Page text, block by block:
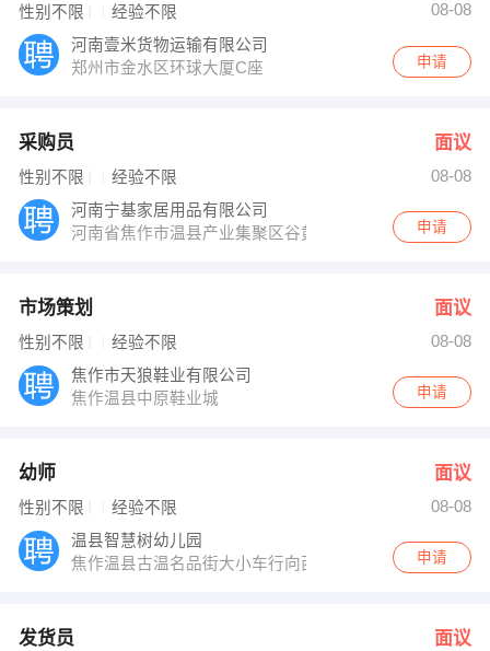
性别不限 经验不限
08-08
河南壹米货物运输有限公司
郑州市金水区环球大厦C座
申请
采购员 面议
性别不限 经验不限
08-08
河南宁基家居用品有限公司
河南省焦作市温县产业集聚区谷黄路南侧500米
申请
市场策划 面议
性别不限 经验不限
08-08
焦作市天狼鞋业有限公司
焦作温县中原鞋业城
申请
幼师 面议
性别不限 经验不限
08-08
温县智慧树幼儿园
焦作温县古温名品街大小车行向西500米
申请
发货员 面议